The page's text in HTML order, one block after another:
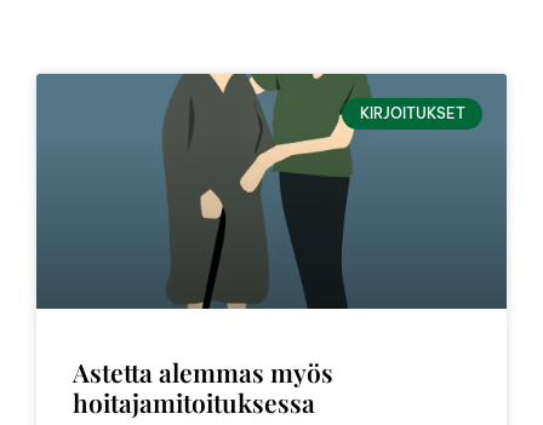
KIRJOITUKSET
Astetta alemmas myös
hoitajamitoituksessa